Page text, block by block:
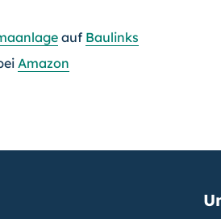
auf Baulinks
Amazon